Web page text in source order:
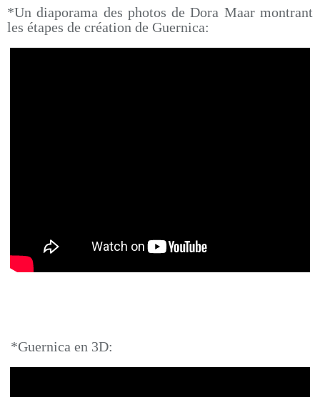
*Un diaporama des photos de Dora Maar montrant
les étapes de création de Guernica:
*Guernica en 3D: